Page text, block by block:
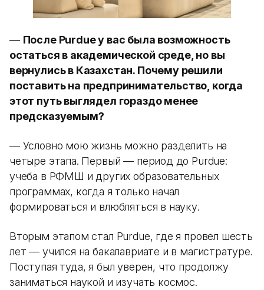
— После Purdue у вас была возможность
остаться в академической среде, но вы
вернулись в Казахстан. Почему решили
поставить на предпринимательство, когда
этот путь выглядел гораздо менее
предсказуемым?
— Условно мою жизнь можно разделить на
четыре этапа. Первый — период до Purdue:
учеба в РФМШ и других образовательных
программах, когда я только начал
формироваться и влюбляться в науку.
Вторым этапом стал Purdue, где я провел шесть
лет — учился на бакалавриате и в магистратуре.
Поступая туда, я был уверен, что продолжу
заниматься наукой и изучать космос.